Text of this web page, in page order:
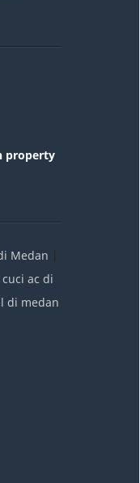
property
Medan
cuci ac di
di medan